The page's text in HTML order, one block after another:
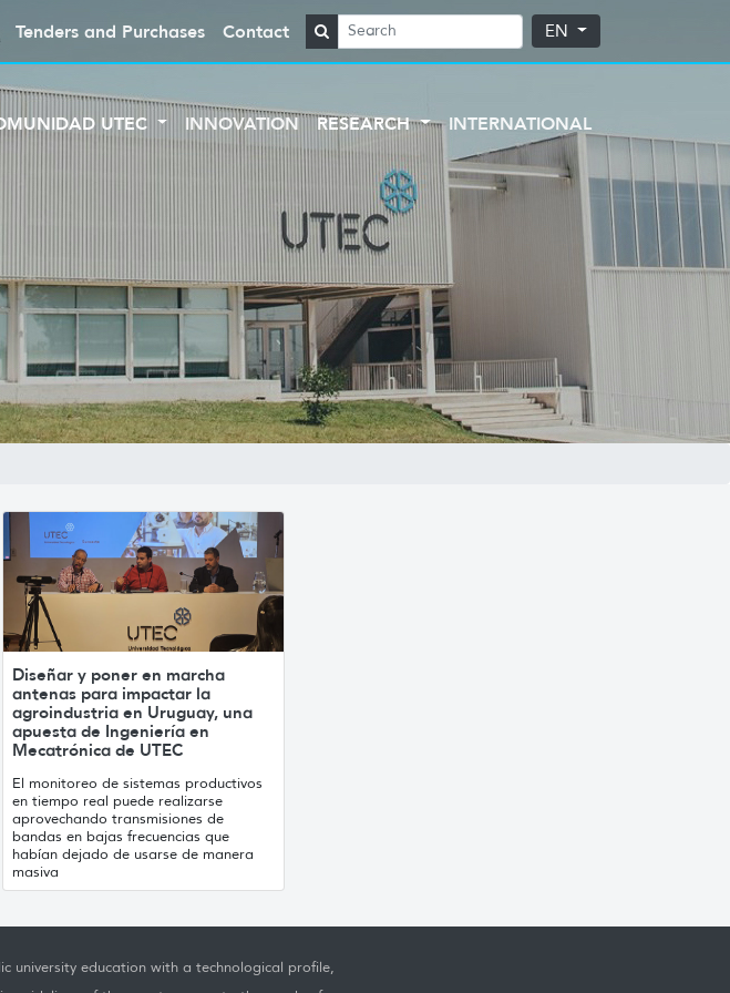
Tenders and Purchases Contact EN
UTEC INNOVATION RESEARCH INTERNATIONAL
Diseñar y poner en marcha
antenas para impactar la
agroindustria en Uruguay, una
apuesta de Ingeniería en
Mecatrónica de UTEC
El monitoreo de sistemas productivos
en tiempo real puede realizarse
aprovechando transmisiones de
bandas en bajas frecuencias que
habían dejado de usarse de manera
masiva
university education with a technological profile,